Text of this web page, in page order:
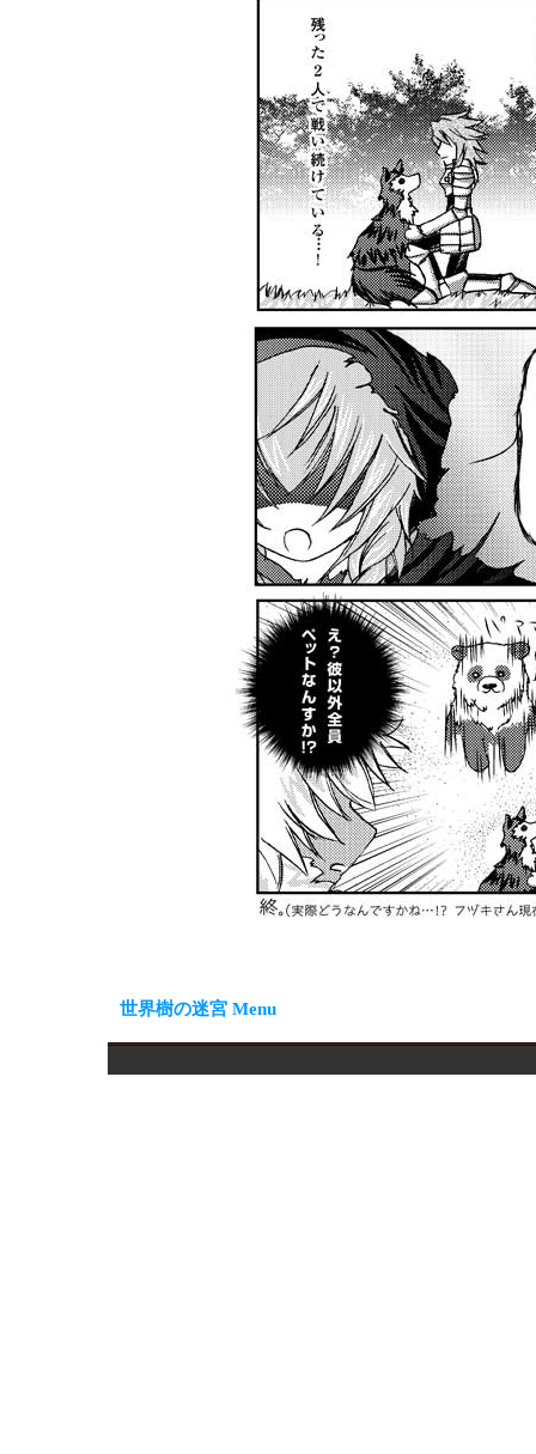
世界樹の迷宮 Menu